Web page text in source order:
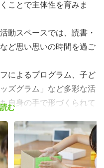
ことで主体性を育みま
動スペースでは、読書・
ど思い思いの時間を過ご
によるプログラム、子ど
ズグラム」など多彩な活
自身の手で形づくられて
む